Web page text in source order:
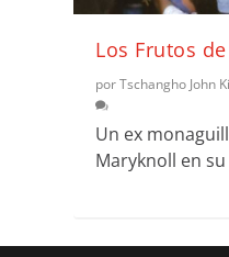
Los Frutos
porTschangho John
Un ex
Maryknoll en